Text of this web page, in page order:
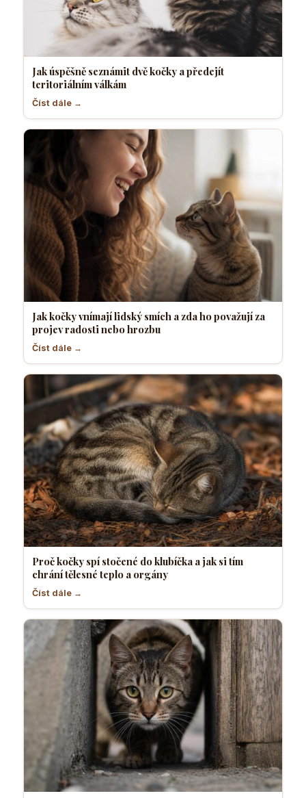
Jak úspěšně seznámit dvě kočky a předejít
teritoriálním válkám
Číst dále →
Jak kočky vnímají lidský smích a zda ho považují za
projev radosti nebo hrozbu
Číst dále →
Proč kočky spí stočené do klubíčka a jak si tím
chrání tělesné teplo a orgány
Číst dále →